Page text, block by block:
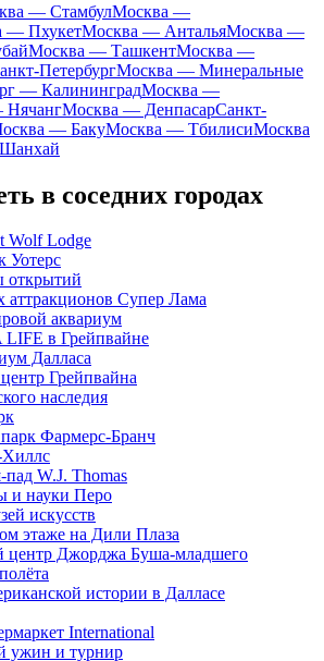
— СтамбулМосква —
— ПхукетМосква — АнтальяМосква —
Москва — ТашкентМосква —
ПетербургМосква — Минеральные
— КалининградМосква —
Москва — ДенпасарСанкт-
— БакуМосква — ТбилисиМосква
в соседних городах
Wolf Lodge
Уотерс
открытий
аттракционов Супер Лама
аквариум
в Грейпвайне
Далласа
Грейпвайна
наследия
Фармерс-Бранч
W.J. Thomas
и науки Перо
искусств
этаже на Дили Плаза
центр Джорджа Буша-младшего
истории в Далласе
International
ужин и турнир